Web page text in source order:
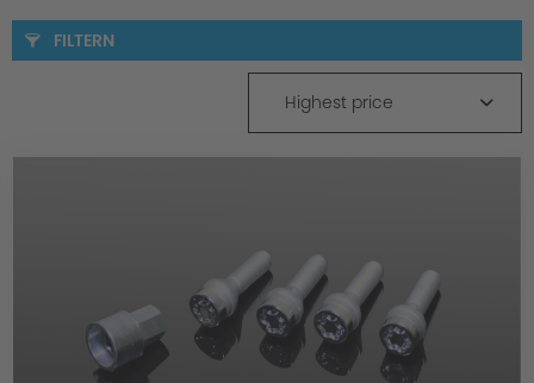
FILTERN
Highest price